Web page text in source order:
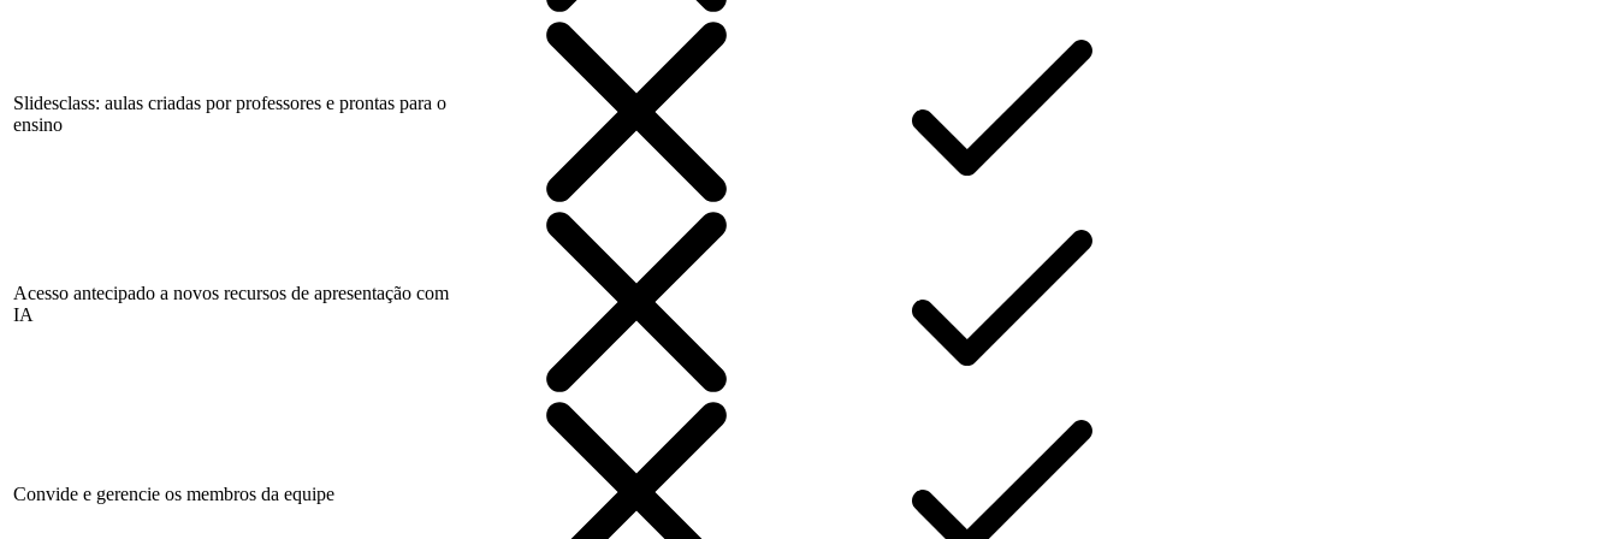
Slidesclass: aulas criadas por professores e prontas para o
ensino
Acesso antecipado a novos recursos de apresentação com
IA
Convide e gerencie os membros da equipe